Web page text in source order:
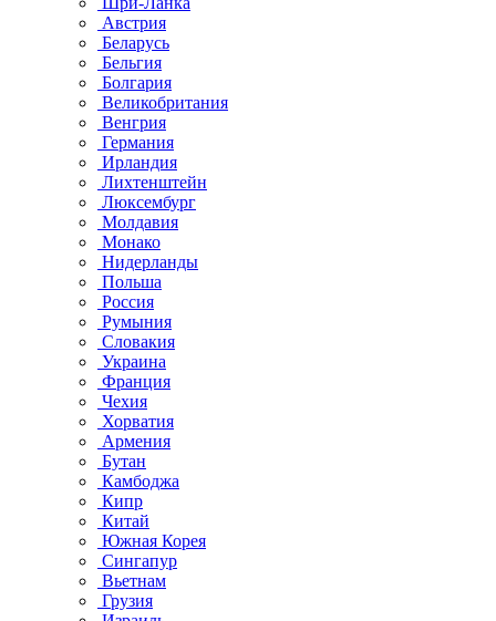
Австрия
Беларусь
Бельгия
Болгария
Великобритания
Венгрия
Германия
Ирландия
Лихтенштейн
Люксембург
Молдавия
Монако
Нидерланды
Польша
Россия
Румыния
Словакия
Украина
Франция
Чехия
Хорватия
Армения
Бутан
Камбоджа
Кипр
Китай
Южная Корея
Сингапур
Вьетнам
Грузия